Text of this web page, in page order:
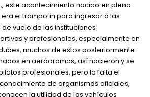
este acontecimiento nacido en plena
era el trampolín para ingresar a las
vuelo de las instituciones
y profesionales, especialmente en
muchos de estos posteriormente
en aeródromos, así nacieron y se
profesionales, pero la falta el
de organismos oficiales,
la utilidad de los vehículos